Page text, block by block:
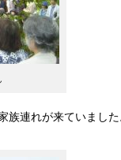
族連れが来ていまし